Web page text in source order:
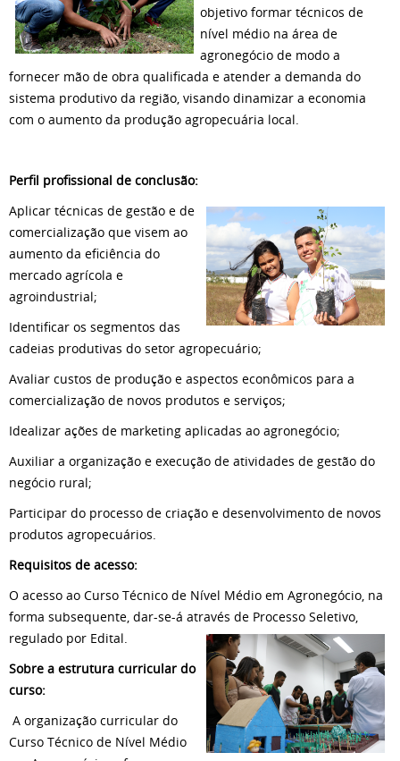
objetivo formar técnicos de
nível médio na área de
agronegócio de modo a
fornecer mão de obra qualificada e atender a demanda do
sistema produtivo da região, visando dinamizar a economia
com o aumento da produção agropecuária local.
Perfil profissional de conclusão:
Aplicar técnicas de gestão e de
comercialização que visem ao
aumento da eficiência do
mercado agrícola e
agroindustrial;
Identificar os segmentos das
cadeias produtivas do setor agropecuário;
Avaliar custos de produção e aspectos econômicos para a
comercialização de novos produtos e serviços;
Idealizar ações de marketing aplicadas ao agronegócio;
Auxiliar a organização e execução de atividades de gestão do
negócio rural;
Participar do processo de criação e desenvolvimento de novos
produtos agropecuários.
Requisitos de acesso:
O acesso ao Curso Técnico de Nível Médio em Agronegócio, na
forma subsequente, dar-se-á através de Processo Seletivo,
regulado por Edital.
Sobre a estrutura curricular do
curso:
A organização curricular do
Curso Técnico de Nível Médio